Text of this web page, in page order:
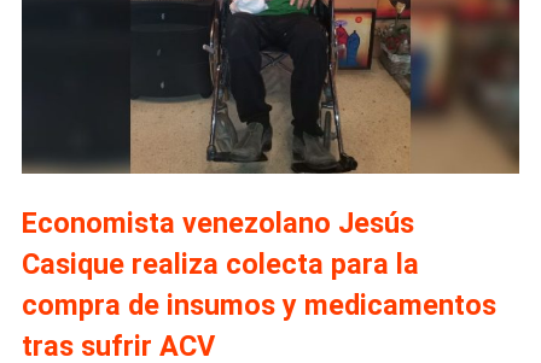
Economista venezolano Jesús
Casique realiza colecta para la
compra de insumos y medicamentos
tras sufrir ACV